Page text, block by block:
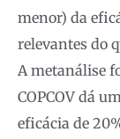
menor) da
relevantes do
A metanálise
COPCOV dá
eficácia de